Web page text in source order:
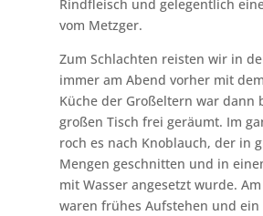
Rindfleisch und gelegentlich
vom Metzger.
Zum Schlachten reisten wir in
immer am Abend vorher mit
Küche der Großeltern war dann
großen Tisch frei geräumt. Im
roch es nach Knoblauch, der in
Mengen geschnitten und in
mit Wasser angesetzt wurde.
waren frühes Aufstehen und ein